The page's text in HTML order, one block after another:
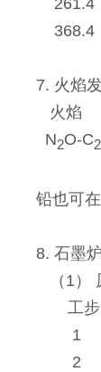
7. 火焰
火焰
N2O-C2
铅也可
8. 石墨
（1）
工步
1
2